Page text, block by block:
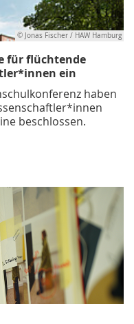
© Jonas Fischer / HAW Hamburg
für flüchtende
ein
haben
beschlossen.